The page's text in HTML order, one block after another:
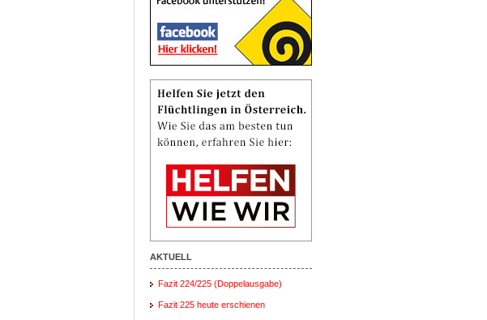
AKTUELL
Fazit 224/225 (Doppelausgabe)
Fazit 225 heute erschienen